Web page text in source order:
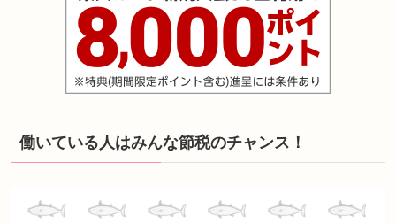
働いている人はみんな節税のチャンス！